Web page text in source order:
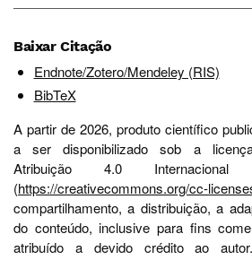
Baixar Citação
Endnote/Zotero/Mendeley (RIS)
BibTeX
A partir de 2026, produto científico
a ser disponibilizado sob a
Atribuição 4.0
(https://creativecommons.org/cc-
compartilhamento, a distribuição, a
do conteúdo, inclusive para fins
atribuído a devido crédito ao